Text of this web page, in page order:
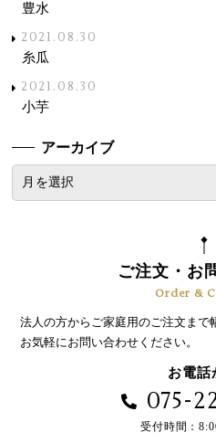
豊水
2021.08.30
糸瓜
2021.08.30
小芋
アーカイブ
ご注文・お
Order &
法人の方からご家庭用のご注文まで
お気軽にお問い合わせください。
お電話
075-
受付時間：